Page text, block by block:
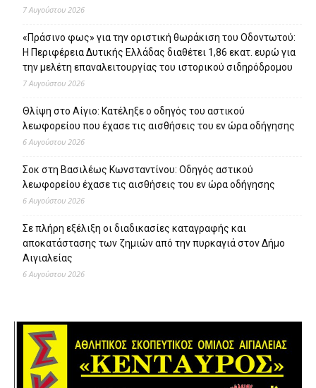
7 Αυγούστου 2026
«Πράσινο φως» για την οριστική θωράκιση του Οδοντωτού:
Η Περιφέρεια Δυτικής Ελλάδας διαθέτει 1,86 εκατ. ευρώ για
την μελέτη επαναλειτουργίας του ιστορικού σιδηρόδρομου
7 Αυγούστου 2026
Θλίψη στο Αίγιο: Κατέληξε ο οδηγός του αστικού
λεωφορείου που έχασε τις αισθήσεις του εν ώρα οδήγησης
6 Αυγούστου 2026
Σοκ στη Βασιλέως Κωνσταντίνου: Οδηγός αστικού
λεωφορείου έχασε τις αισθήσεις του εν ώρα οδήγησης
6 Αυγούστου 2026
Σε πλήρη εξέλιξη οι διαδικασίες καταγραφής και
αποκατάστασης των ζημιών από την πυρκαγιά στον Δήμο
Αιγιαλείας
6 Αυγούστου 2026